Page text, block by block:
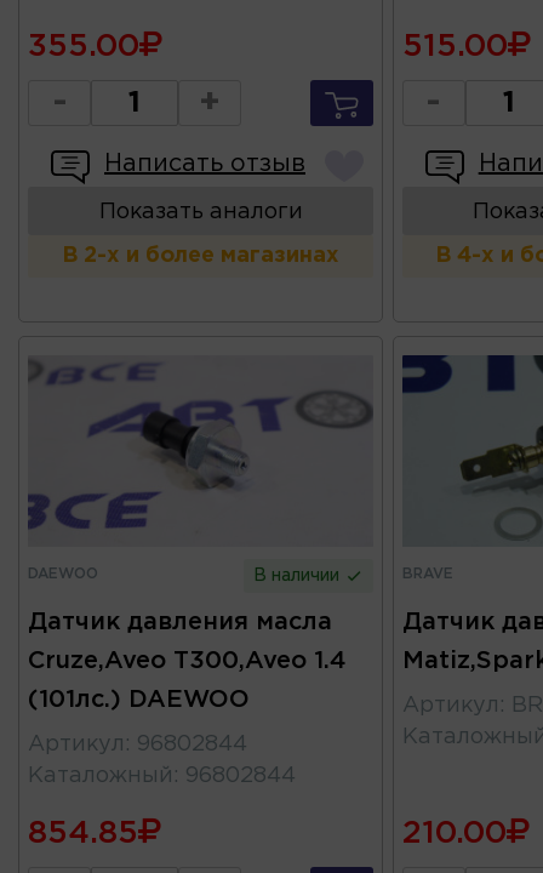
355.00
- +
Написать отзыв
Показать аналоги
В 2-х и более магазинах
515.00
-
В 4-х и
DAEWOO В наличии
Датчик давления масла
Cruze,Aveo T300,Aveo 1.4
(101лс.) DAEWOO
Артикул : 96802844
Каталожный : 96802844
854.85
BRAVE
Датчик
Артикул :
210.00